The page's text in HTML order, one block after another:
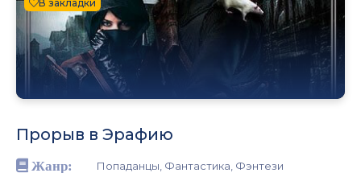
В закладки
Прорыв в Эрафию
Жанр: Попаданцы, Фантастика, Фэнтези